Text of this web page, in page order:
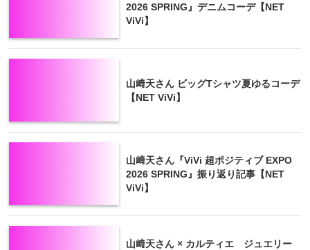
2026 SPRING』デニムコーデ【NET
ViVi】
山﨑天さん ビッグTシャツ夏ゆるコーデ
【NET ViVi】
山﨑天さん『ViVi 超ポジティブ EXPO
2026 SPRING』振り返り記事【NET
ViVi】
山﨑天さん × カルティエ ジュエリー